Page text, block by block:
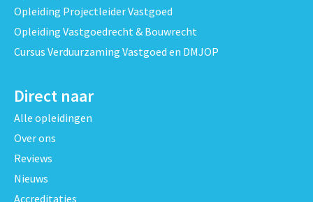
Opleiding Projectleider Vastgoed
Opleiding Vastgoedrecht & Bouwrecht
Cursus Verduurzaming Vastgoed en DMJOP
Direct naar
Alle opleidingen
Over ons
Reviews
Nieuws
Accreditaties